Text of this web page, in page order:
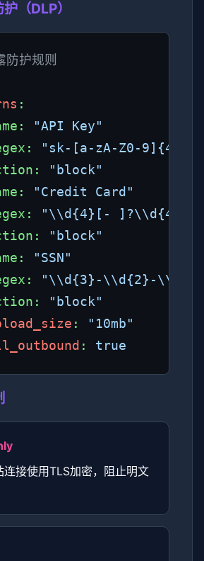
（DLP）
护规则
:
"API Key"
"sk-[a-zA-Z0-9]{48}"
"block"
"Credit Card"
"\\d{4}[- ]?\\d{4}[-
"block"
"SSN"
"\\d{3}-\\d{2}-
"block"
:
"10mb"
: true
连接使用TLS加密，阻止明文